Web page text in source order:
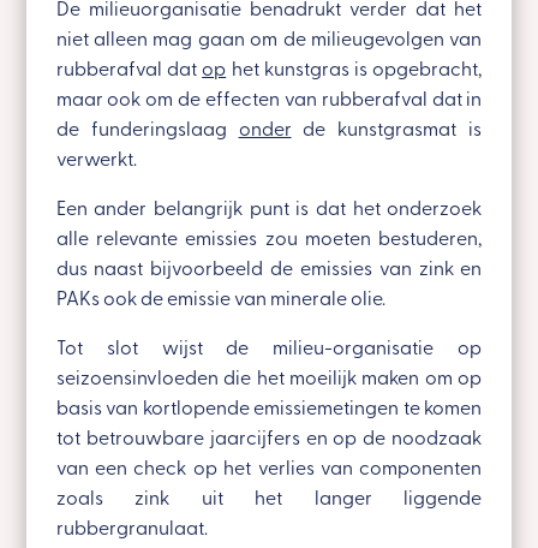
De milieuorganisatie benadrukt verder dat het
niet alleen mag gaan om de milieugevolgen van
rubberafval dat op het kunstgras is opgebracht,
maar ook om de effecten van rubberafval dat in
de funderingslaag onder de kunstgrasmat is
verwerkt.
Een ander belangrijk punt is dat het onderzoek
alle relevante emissies zou moeten bestuderen,
dus naast bijvoorbeeld de emissies van zink en
PAKs ook de emissie van minerale olie.
Tot slot wijst de milieu-organisatie op
seizoensinvloeden die het moeilijk maken om op
basis van kortlopende emissiemetingen te komen
tot betrouwbare jaarcijfers en op de noodzaak
van een check op het verlies van componenten
zoals zink uit het langer liggende
rubbergranulaat.